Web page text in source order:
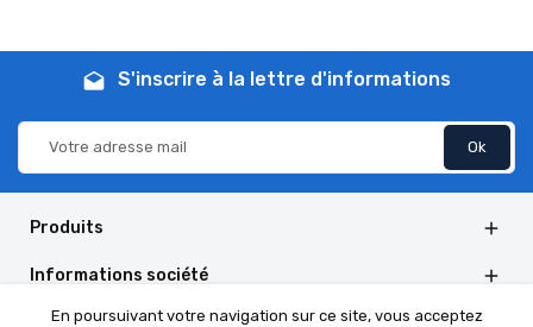
drafts S'inscrire à la lettre d'informations
Produits 
Informations société 
Informations de la boutique
En poursuivant votre navigation sur ce site, vous acceptez